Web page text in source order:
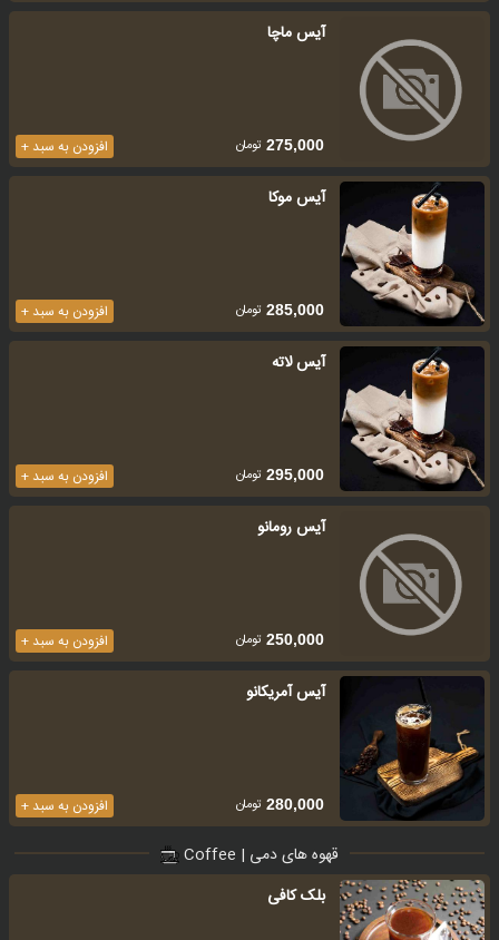
آیس ماچا
افزودن به سبد + 275,000 تومان
آیس موکا
افزودن به سبد + 285,000 تومان
آیس لاته
افزودن به سبد + 295,000 تومان
آیس رومانو
افزودن به سبد + 250,000 تومان
آیس آمریکانو
افزودن به سبد + 280,000 تومان
قهوه های دمی | Coffee
بلک کافی